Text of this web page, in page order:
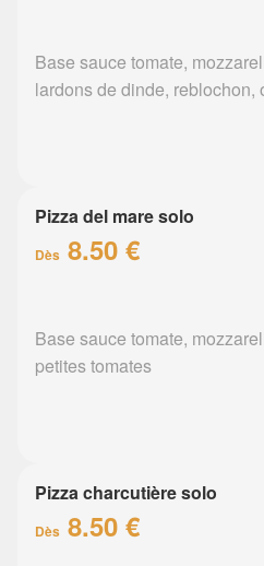
Base sauce tomate,
lardons de dinde, reblochon,
Pizza del mare solo
Dès 8.50 €
Base sauce tomate,
petites tomates
Pizza charcutière solo
Dès 8.50 €